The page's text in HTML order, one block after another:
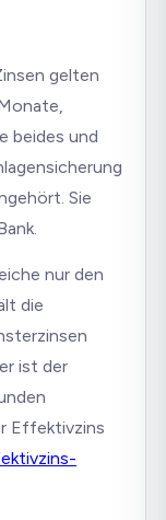
gelten
beides und
Sie
nur den
die
ist der
Effektivzins